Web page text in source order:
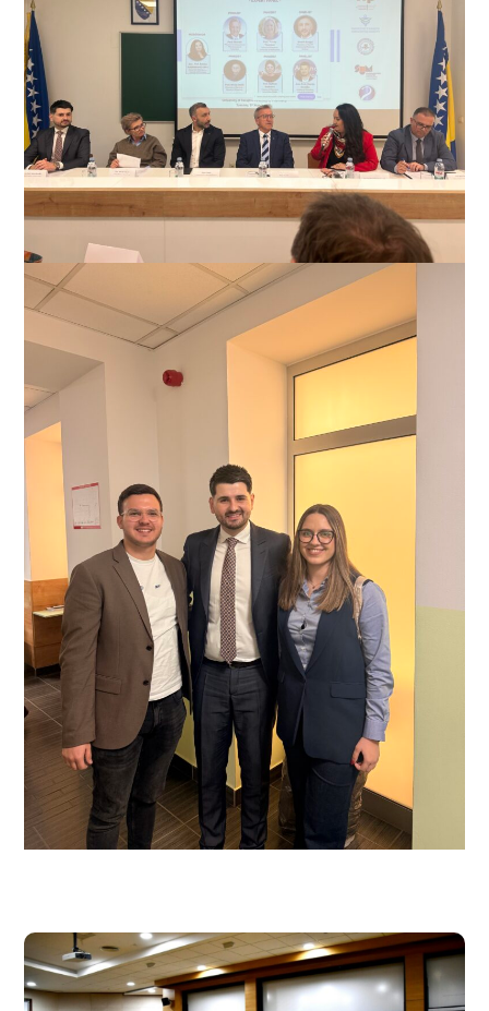
24
2026
Otvoreni studentski
natječaji
FRANJO JURILJ Farmacija,Kozmetologija
preddiplomski,Laboratorijska biomedicina
preddiplomski
Radboud University – Nizozemska
(LJETNI SEMESTAR – rok 27. veljače
https://www.sum.ba/objave/medunarodna-
suradnja-obavijesti/natjecaj-za-ljetnu-skolu-
radboud-sveucilista-u-nizozemskoj/
Veleučilište “Lavoslav Ružička” u
Vukovaru – RH (LJETNI SEMESTAR
2025./2026./ ZIMSKI SEMESTAR
2026./2027. – rok 13. ožujka 2026. do
12:00 sati)
https://www.sum.ba/objave/medunarodna-
suradnja-obavijesti/natjecaj-veleucilista-
lavoslav-ruzicka-u-vukovaru-rh-za-
studentsku-mobilnosti-u-3/
3 Polytechnic University of Cávado and
Ave (IPCA) – Portugal (rok 16. ožujka
2026.)
suradnja-obavijesti/otvoren-je-natjecaj-
polytechnic-university-of-c%C3%A1vado-
and-ave-(ipca)-/